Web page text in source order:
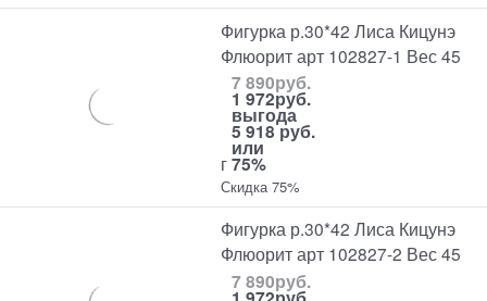
Фигурка р.30*42 Лиса Кицунэ
Флюорит арт 102827-1 Вес 45
г
7 890руб.
1 972руб.
выгода
5 918 руб.
или
75%
Скидка 75%
Фигурка р.30*42 Лиса Кицунэ
Флюорит арт 102827-2 Вес 45
7 890руб.